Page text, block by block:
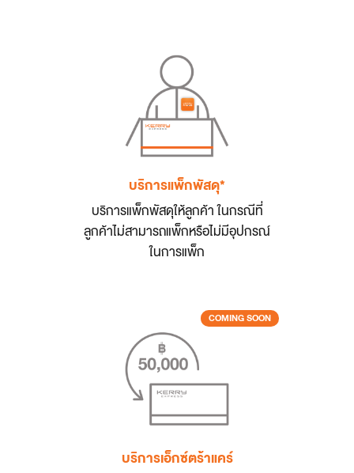
บริการแพ็กพัสดุ*
บริการแพ็กพัสดุให้ลูกค้า ในกรณีที่
ลูกค้าไม่สามารถแพ็กหรือไม่มีอุปกรณ์
ในการแพ็ก
COMING SOON
บริการเอ็กซ์ตร้าแคร์